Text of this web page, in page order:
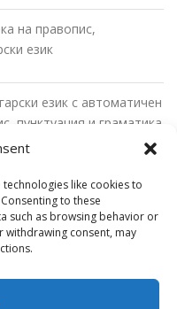
like cookies to
to these
such as browsing behavior or
withdrawing consent, may
на правопис,
език
език с автоматичен
пунктуация и граматика
Outlook с